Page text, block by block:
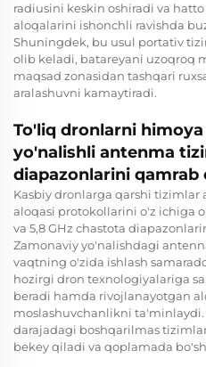
radiusini keskin oshiradi va
aloqalarini ishonchli ravishda
Shuningdek, bu usul portativ
olib keladi, batareyani uzoqroq
maqsad zonasidan tashqari
aralashuvni kamaytiradi.
To'liq dronlarni
yo'nalishli antenma
diapazonlarini qamrab
Kasbiy dronlarga qarshi tizimlar
aloqasi protokollarini o'z ichiga
va 5,8 GHz chastota
Zamonaviy yo'nalishdagi
vaqtning o'zida ishlash
hozirgi dron texnologiyalariga
beradi hamda rivojlanayotgan
moslashuvchanlikni
darajadagi boshqarilmas
bekey qiladi va qoplamada